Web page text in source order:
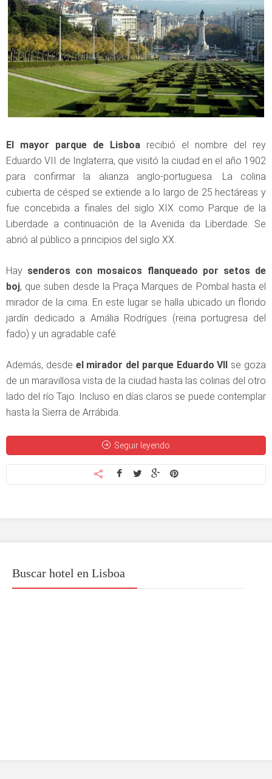
El mayor parque de Lisboa recibió el nombre del rey
Eduardo VII de Inglaterra, que visitó la ciudad en el año 1902
para confirmar la alianza anglo-portuguesa. La colina
cubierta de césped se extiende a lo largo de 25 hectáreas y
fue concebida a finales del siglo XIX como Parque de la
Liberdade a continuación de la Avenida da Liberdade. Se
abrió al público a principios del siglo XX.
Hay senderos con mosaicos flanqueado por setos de
boj, que suben desde la Praça Marques de Pombal hasta el
mirador de la cima. En este lugar se halla ubicado un florido
jardín dedicado a Amália Rodrígues (reina portugresa del
fado) y un agradable café.
Además, desde el mirador del parque Eduardo VII
se goza
de un maravillosa vista de la ciudad hasta las colinas del otro
lado del río Tajo. Incluso en días claros se puede contemplar
hasta la Sierra de Arrábida.
Seguir leyendo
Buscar hotel en Lisboa